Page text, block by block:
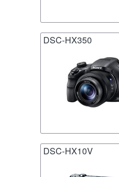
DSC-HX350
DSC-HX10V